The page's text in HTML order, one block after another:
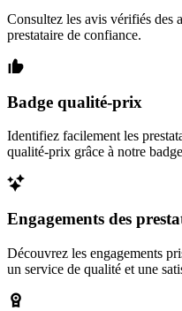
Consultez les avis vérifiés des
prestataire de confiance.
Badge qualité-prix
Identifiez facilement les
qualité-prix grâce à notre
Engagements des
Découvrez les engagements
un service de qualité et une